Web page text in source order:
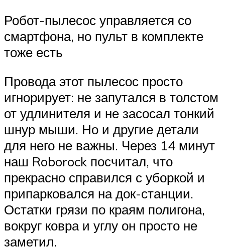
Робот-пылесос управляется со
смартфона, но пульт в комплекте
тоже есть
Провода этот пылесос просто
игнорирует: не запутался в толстом
от удлинителя и не засосал тонкий
шнур мыши. Но и другие детали
для него не важны. Через 14 минут
наш Roborock посчитал, что
прекрасно справился с уборкой и
припарковался на док-станции.
Остатки грязи по краям полигона,
вокруг ковра и углу он просто не
заметил.